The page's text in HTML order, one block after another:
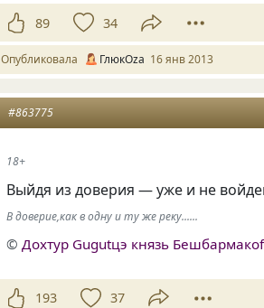
89 34
Опубликовала ГлюкOza 16 янв 2013
#863775
18+
Выйдя из доверия — уже и не
В доверие,как в одну и ту же реку......
© Дохтур Gugutцэ князь
193 37